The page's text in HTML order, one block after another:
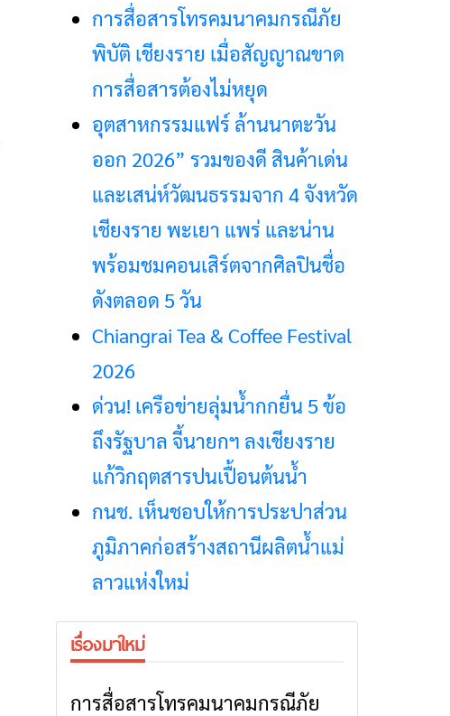
การสื่อสารโทรคมนาคมกรณีภัย
พิบัติ เชียงราย เมื่อสัญญาณขาด
การสื่อสารต้องไม่หยุด
อุตสาหกรรมแฟร์ ล้านนาตะวัน
ออก 2026” รวมของดี สินค้าเด่น
และเสน่ห์วัฒนธรรมจาก 4 จังหวัด
เชียงราย พะเยา แพร่ และน่าน
พร้อมชมคอนเสิร์ตจากศิลปินชื่อ
ดังตลอด 5 วัน
Chiangrai Tea & Coffee Festival
2026
ด่วน! เครือข่ายลุ่มน้ำกกยื่น 5 ข้อ
ถึงรัฐบาล จี้นายกฯ ลงเชียงราย
แก้วิกฤตสารปนเปื้อนต้นน้ำ
กนช. เห็นชอบให้การประปาส่วน
ภูมิภาคก่อสร้างสถานีผลิตน้ำแม่
ลาวแห่งใหม่
เรื่องมาใหม่
ข่าวเชียงราย
การสื่อสารโทรคมนาคมกรณีภัย